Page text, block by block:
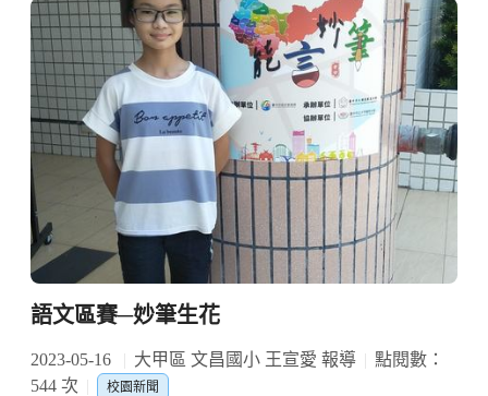
語文區賽─妙筆生花
2023-05-16 大甲區 文昌國小 王宣愛 報導
點閱數：
544 次
校園新聞